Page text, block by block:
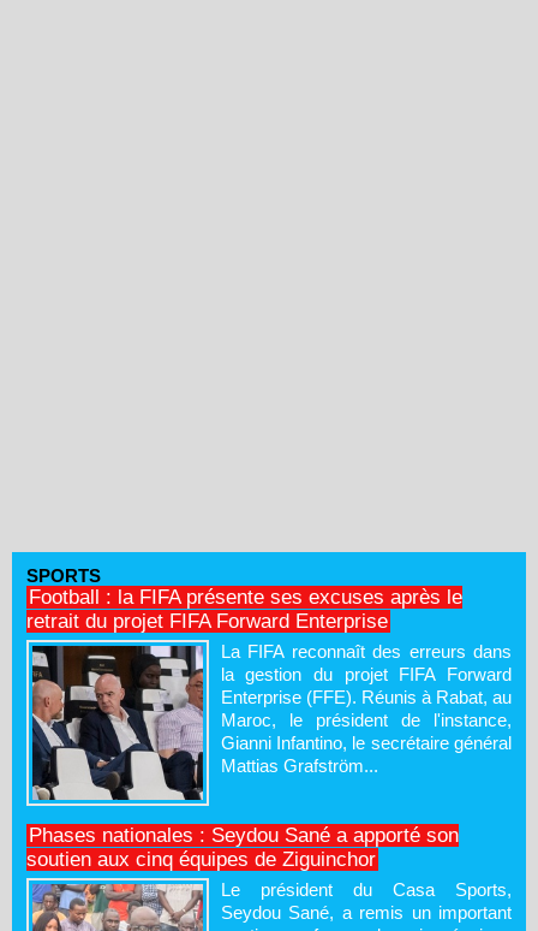
SPORTS
Football : la FIFA présente ses excuses après le
retrait du projet FIFA Forward Enterprise
La FIFA reconnaît des erreurs dans
la gestion du projet FIFA Forward
Enterprise (FFE). Réunis à Rabat, au
Maroc, le président de l'instance,
Gianni Infantino, le secrétaire général
Mattias Grafström...
Phases nationales : Seydou Sané a apporté son
soutien aux cinq équipes de Ziguinchor
Le président du Casa Sports,
Seydou Sané, a remis un important